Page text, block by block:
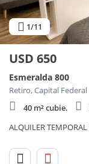
1/11
USD 650
Esmeralda 800
Retiro, Capital Federal
40 m² cubie.